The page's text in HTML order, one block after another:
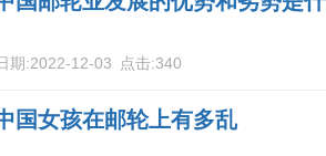
期:2022-12-03 点击:340
国女孩在邮轮上有多乱